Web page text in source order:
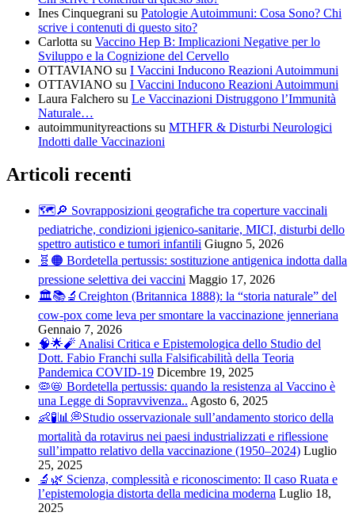
Ines Cinquegrani su Patologie Autoimmuni: Cosa Sono? Chi
scrive i contenuti di questo sito?
Carlotta su Vaccino Hep B: Implicazioni Negative per lo
Sviluppo e la Cognizione del Cervello
OTTAVIANO su I Vaccini Inducono Reazioni Autoimmuni
OTTAVIANO su I Vaccini Inducono Reazioni Autoimmuni
Laura Falchero su Le Vaccinazioni Distruggono l’Immunità
Naturale…
autoimmunityreactions su MTHFR & Disturbi Neurologici
Indotti dalle Vaccinazioni
Articoli recenti
🗺️🔎 Sovrapposizioni geografiche tra coperture vaccinali
pediatriche, condizioni igienico-sanitarie, MICI, disturbi dello
spettro autistico e tumori infantili Giugno 5, 2026
🧬🟠 Bordetella pertussis: sostituzione antigenica indotta dalla
pressione selettiva dei vaccini Maggio 17, 2026
🏛️📚🔬Creighton (Britannica 1888): la “storia naturale” del
cow-pox come leva per smontare la vaccinazione jenneriana
Gennaio 7, 2026
🧠🌟🧨 Analisi Critica e Epistemologica dello Studio del
Dott. Fabio Franchi sulla Falsificabilità della Teoria
Pandemica COVID-19 Dicembre 19, 2025
🦠📛 Bordetella pertussis: quando la resistenza al Vaccino è
una Legge di Sopravvivenza.. Agosto 6, 2025
👶🧪📊💭Studio osservazionale sull’andamento storico della
mortalità da rotavirus nei paesi industrializzati e riflessione
sull’impatto relativo della vaccinazione (1950–2024) Luglio
25, 2025
🔬🌿 Scienza, complessità e riconoscimento: Il caso Ruata e
l’epistemologia distorta della medicina moderna Luglio 18,
2025